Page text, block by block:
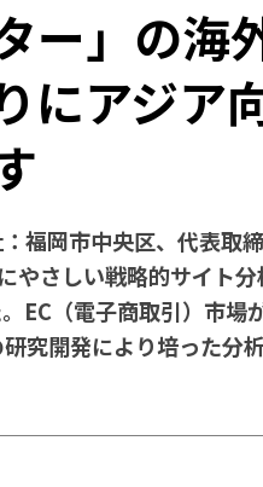
ー」の海
にアジア
福岡市中央区、代表取
やさしい戦略的サイト
EC（電子商取引）市場
究開発により培った分